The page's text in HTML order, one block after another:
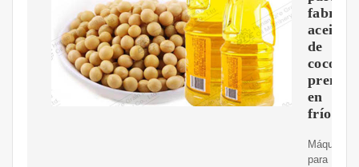
aceite
de
coco
en
frío
Máquina
para